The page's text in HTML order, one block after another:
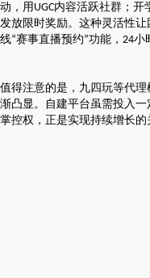
动，用 UGC内容活跃社群；开
发放限时奖励。这种灵活性
线“赛事直播预约”功能， 24小
值得注意的是，九四玩等代
渐凸显。自建平台虽需投入
掌控权，正是实现持续增长的